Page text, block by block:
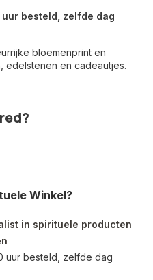
besteld, zelfde dag
bloemenprint en
edelstenen en cadeautjes.
Winkel?
in spirituele producten
uur besteld, zelfde dag